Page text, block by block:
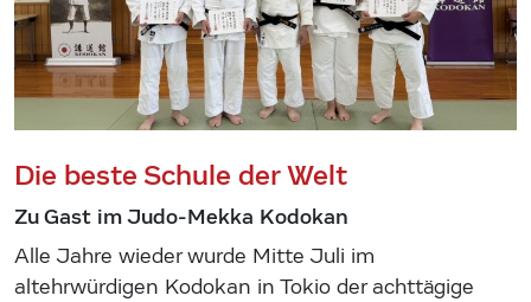
Die beste Schule der Welt
Zu Gast im Judo-Mekka Kodokan
Alle Jahre wieder wurde Mitte Juli im
altehrwürdigen Kodokan in Tokio der achttägige